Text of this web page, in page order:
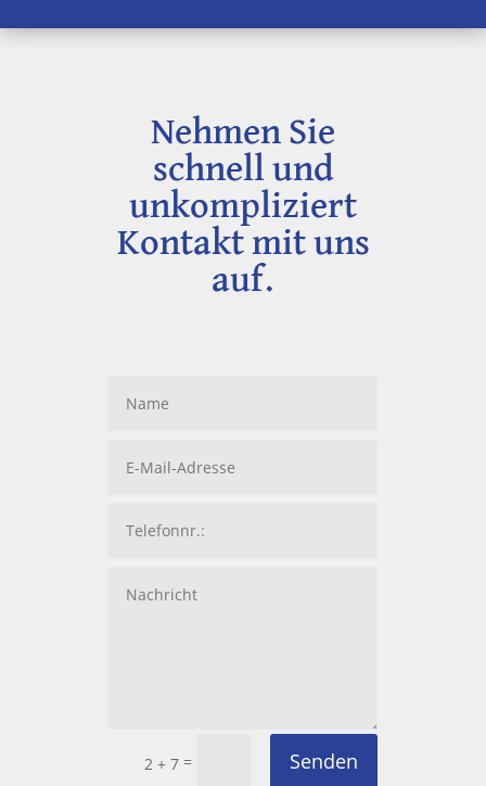
Nehmen Sie
schnell und
unkompliziert
Kontakt mit uns
auf.
2 + 7 = Senden